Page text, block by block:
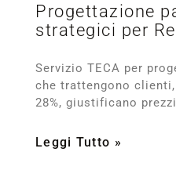
Progettazione
strategici per
Servizio TECA per
che trattengono
28%, giustificano
Leggi Tutto »